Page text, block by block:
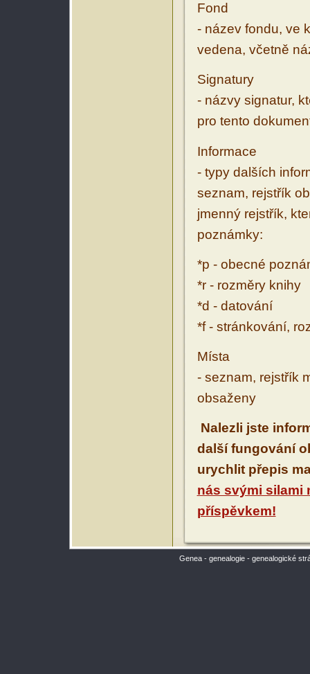
Fond
- název fondu, ve
vedena, včetně
Signatury
- názvy signatur,
pro tento
Informace
- typy dalších
seznam, rejstřík
jmenný rejstřík,
poznámky:
*p - obecné
*r - rozměry knihy
*d - datování
*f - stránkování,
Místa
- seznam, rejstřík
obsaženy
Nalezli jste
další fungování
urychlit přepis
nás svými silami
příspěvkem!
Genea - genealogie - genealogické